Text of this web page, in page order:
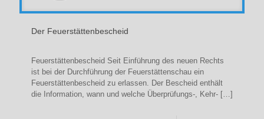
Der Feuerstättenbescheid
Feuerstättenbescheid Seit Einführung des neuen Rechts
ist bei der Durchführung der Feuerstättenschau ein
Feuerstättenbescheid zu erlassen. Der Bescheid enthält
die Information, wann und welche Überprüfungs-, Kehr- […]